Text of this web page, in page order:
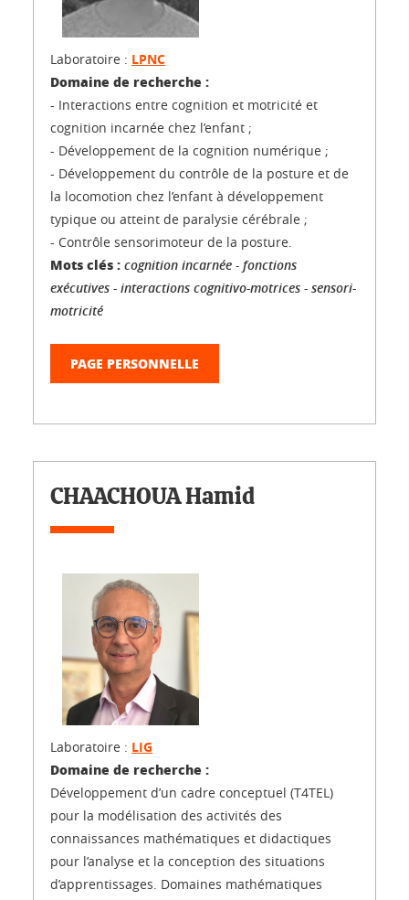
Laboratoire : LPNC
Domaine de recherche :
- Interactions entre cognition et motricité et
cognition incarnée chez l’enfant ;
- Développement de la cognition numérique ;
- Développement du contrôle de la posture et de
la locomotion chez l’enfant à développement
typique ou atteint de paralysie cérébrale ;
- Contrôle sensorimoteur de la posture.
Mots clés : cognition incarnée - fonctions
exécutives - interactions cognitivo-motrices - sensori-
motricité
PAGE PERSONNELLE
CHAACHOUA Hamid
Laboratoire : LIG
Domaine de recherche :
Développement d’un cadre conceptuel (T4TEL)
pour la modélisation des activités des
connaissances mathématiques et didactiques
pour l’analyse et la conception des situations
d’apprentissages. Domaines mathématiques